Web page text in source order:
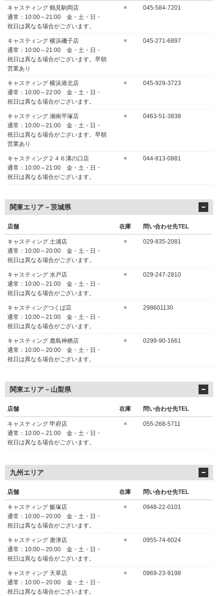
キャスティング 鶴見駒岡店
通常：10:00～21:00 金・土・日・
祝日は異なる場合がございます。
× 045-584-7201
キャスティング 横浜磯子店
通常：10:00～21:00 金・土・日・
祝日は異なる場合がございます。早朝
営業あり
× 045-271-6897
キャスティング 横浜港北店
通常：10:00～22:00 金・土・日・
祝日は異なる場合がございます。
× 045-929-3723
キャスティング 湘南平塚店
通常：10:00～21:00 金・土・日・
祝日は異なる場合がございます。早朝
営業あり
× 0463-51-3838
キャスティング２４６溝の口店
通常：10:00～21:00 金・土・日・
祝日は異なる場合がございます。
× 044-813-0881
関東エリア－茨城県
店舗 在庫 問い合わせ先TEL
キャスティング 土浦店
通常：10:00～20:00 金・土・日・
祝日は異なる場合がございます。
× 029-835-2081
キャスティング 水戸店
通常：10:00～21:00 金・土・日・
祝日は異なる場合がございます。
× 029-247-2810
キャスティングつくば店
通常：10:00～21:00 金・土・日・
祝日は異なる場合がございます。
× 298601130
キャスティング 鹿島神栖店
通常：10:00～20:00 金・土・日・
祝日は異なる場合がございます。
× 0299-90-1661
関東エリア－山梨県
店舗 在庫 問い合わせ先TEL
キャスティング 甲府店
通常：10:00～21:00 金・土・日・
祝日は異なる場合がございます。
× 055-268-5711
九州エリア
店舗 在庫 問い合わせ先TEL
キャスティング 飯塚店
通常：10:00～20:00 金・土・日・
祝日は異なる場合がございます。
× 0948-22-0101
キャスティング 唐津店
通常：10:00～20:00 金・土・日・
祝日は異なる場合がございます。
× 0955-74-6024
キャスティング 天草店
通常：10:00～20:00 金・土・日・
祝日は異なる場合がございます。
× 0969-23-9198